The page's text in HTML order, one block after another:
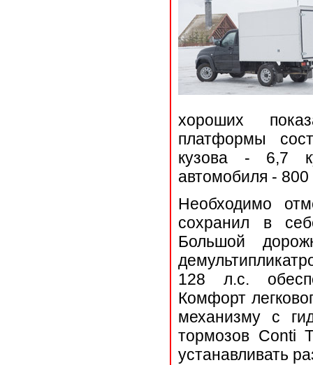
хороших
платформы
кузова - 6,7
автомобиля - 800
Необходимо
сохранил в
Большой
128 л.с.
Комфорт
механизму с
тормозов Conti
устанавливать